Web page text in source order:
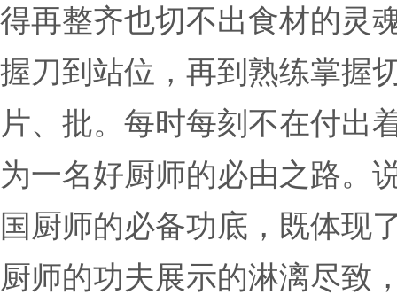
得再整齐也切不出食材的灵
握刀到站位，再到熟练掌握
片、批。每时每刻不在付出
为一名好厨师的必由之路。
国厨师的必备功底，既体现
厨师的功夫展示的淋漓尽致